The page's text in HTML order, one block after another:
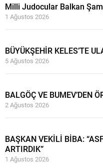
Milli Judocular Balkan
1 Ağustos 2026
BÜYÜKŞEHİR KELES’TE
5 Ağustos 2026
BALGÖÇ VE BUMEV’DEN
2 Ağustos 2026
BAŞKAN VEKİLİ BİBA:
ARTIRDIK”
1 Ağustos 2026